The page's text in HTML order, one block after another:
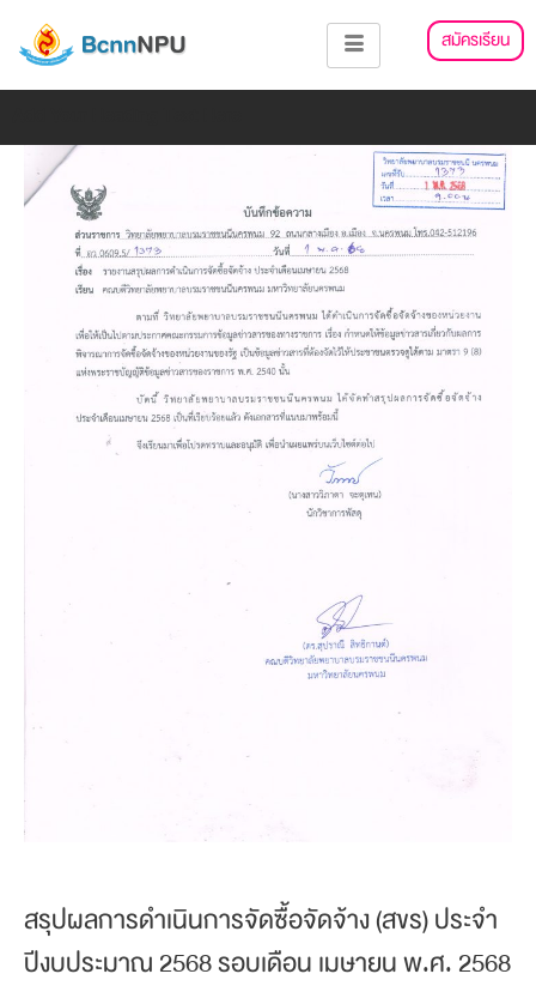
สมัครเรียน
สรุปผลการดำเนินการจัดซื้อจัดจ้าง (สขร) ประจำ
ปีงบประมาณ 2568 รอบเดือน เมษายน พ.ศ. 2568
แนะแนว
เรื่อง